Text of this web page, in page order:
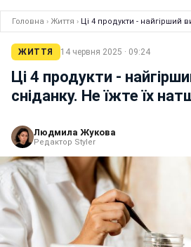
Головна › Життя › Ці 4 продукти - найгірший
ЖИТТЯ 14 червня 2025 · 09:24
Ці 4 продукти -
сніданку. Не їжте їх
Людмила Жукова
Редактор Styler